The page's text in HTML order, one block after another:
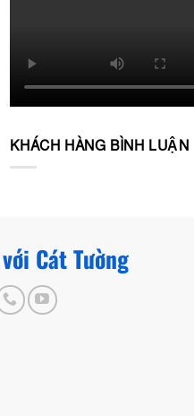
KHÁCH HÀNG BÌNH LUẬN
Cát Tường